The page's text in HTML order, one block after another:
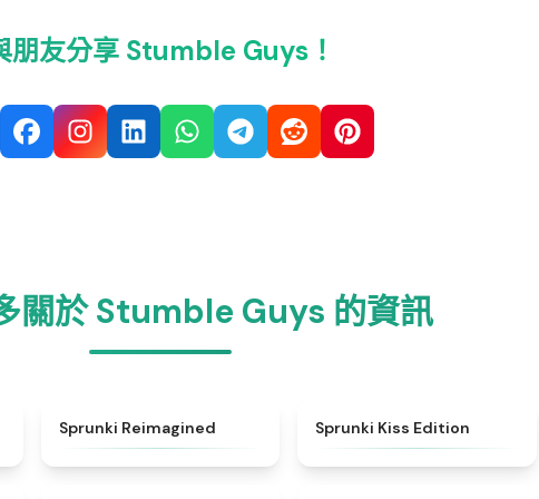
朋友分享 Stumble Guys！
關於 Stumble Guys 的資訊
Sprunki Reimagined Sprunki Kiss Edition